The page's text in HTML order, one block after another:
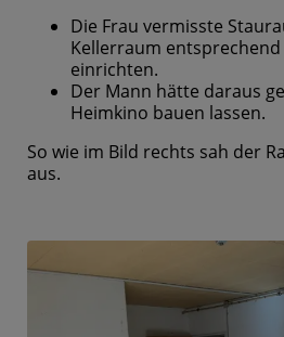
Die Frau vermisste
Kellerraum
einrichten.
Der Mann hätte daraus
Heimkino bauen lassen.
So wie im Bild rechts sah der
aus.